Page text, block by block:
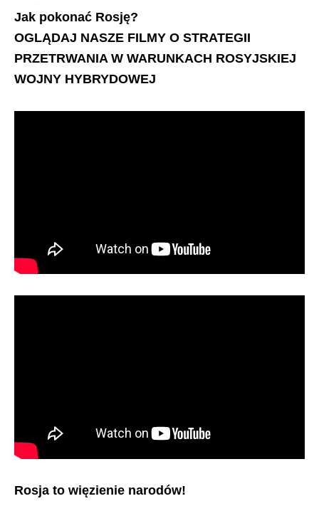
Jak pokonać Rosję?
OGLĄDAJ NASZE FILMY O STRATEGII
PRZETRWANIA W WARUNKACH ROSYJSKIEJ
WOJNY HYBRYDOWEJ
Rosja to więzienie narodów!